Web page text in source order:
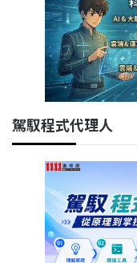
駕馭程式代理人